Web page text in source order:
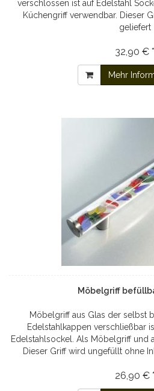
verschlossen ist auf Edelstahl
Küchengriff verwendbar. Dieser
geliefert
32,90 € *
Mehr
Möbelgriff
Möbelgriff aus Glas der selbst
Edelstahlkappen verschließbar
Edelstahlsockel. Als Möbelgriff und
Dieser Griff wird ungefüllt ohne
26,90 € *